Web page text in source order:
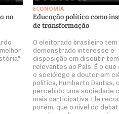
no
ECONOMIA
Educação política como
de transformação
O eleitorado brasileiro tem
demonstrado interesse e
disposição em discutir
relevantes ao País. É o
o sociólogo e doutor em
política, Humberto Dantas,
percebido uma sociedade
mais participativa. Ele
porém, que o nível do